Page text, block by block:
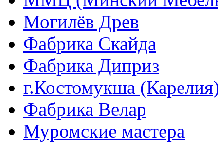
Могилёв Древ
Фабрика Скайда
Фабрика Диприз
г.Костомукша
Фабрика Велар
Муромские мастера